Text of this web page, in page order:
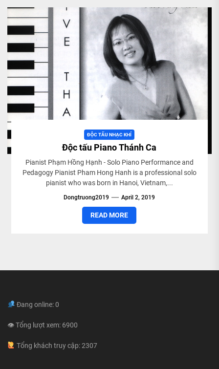
THRU
ĐỘC TẤU NHẠC KHÍ
Độc tấu Piano Thánh Ca
Pianist Phạm Hồng Hạnh - Solo Piano Performance and
Pedagogy Pianist Pham Hong Hanh is a professional solo
pianist who was born in Hanoi, Vietnam,...
Dongtruong2019 April 2, 2019
READ MORE
Đang online: 0
👁 Tổng lượt xem: 6900
Tổng khách truy cập: 2307